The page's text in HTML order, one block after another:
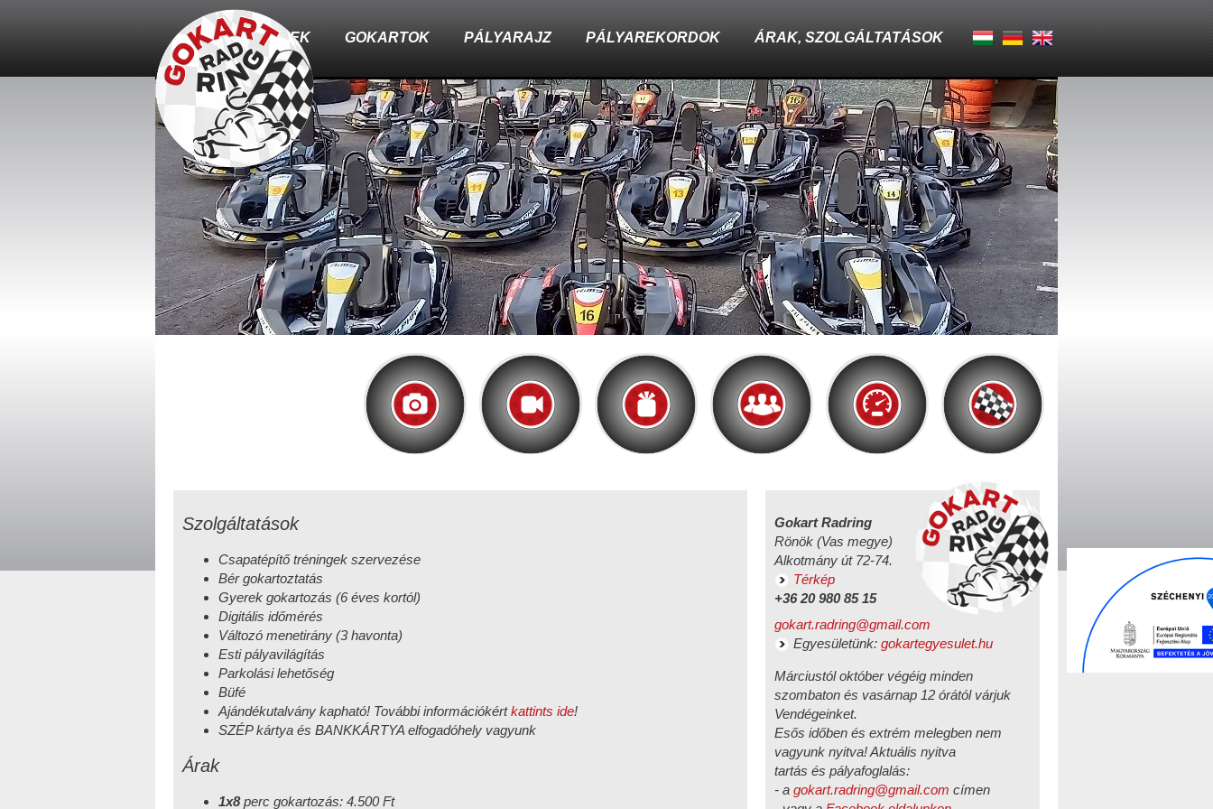
HÍREK GOKARTOK PÁLYARAJZ PÁLYAREKORDOK ÁRAK, SZOLGÁLTATÁSOK
Szolgáltatások
Csapatépítő tréningek szervezése
Bér gokartoztatás
Gyerek gokartozás (6 éves kortól)
Digitális időmérés
Változó menetirány (3 havonta)
Esti pályavilágítás
Parkolási lehetőség
Büfé
Ajándékutalvány kapható! További információkértkattints ide!
SZÉP kártya és BANKKÁRTYA elfogadóhely vagyunk
Árak
1x8perc gokartozás: 4.500 Ft
Gokart Radring
Rönök (Vas megye)
Alkotmány út 72-74.
Térkép
+36 20 980 85 15
gokart.radring@gmail.com
Egyesületünk: gokartegyesulet.hu
Márciustól október végéig minden
szombaton és vasárnap 12 órától várjuk
Vendégeinket.
Esős időben és extrém melegben nem
vagyunk nyitva! Aktuális nyitva
tartás és pályafoglalás:
- a gokart.radring@gmail.com címen